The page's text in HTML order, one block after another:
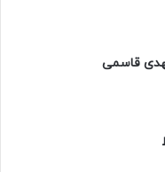
خیر
آل محمد و
قاسمی